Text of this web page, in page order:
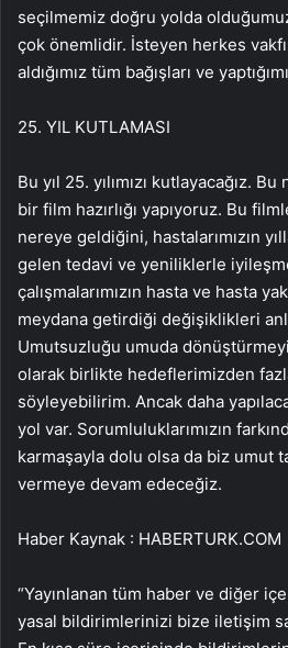
seçilmemiz doğru yolda
çok önemlidir. İsteyen herkes
aldığımız tüm bağışları ve
25. YIL KUTLAMASI
Bu yıl 25. yılımızı kutlayacağız.
bir film hazırlığı yapıyoruz. Bu
nereye geldiğini, hastalarımızın
gelen tedavi ve yeniliklerle
çalışmalarımızın hasta ve hasta
meydana getirdiği değişiklikleri
Umutsuzluğu umuda
olarak birlikte hedeflerimizden
söyleyebilirim. Ancak daha
yol var. Sorumluluklarımızın
karmaşayla dolu olsa da biz umut
vermeye devam edeceğiz.
Haber Kaynak : HABERTURK.COM
“Yayınlanan tüm haber ve diğer
yasal bildirimlerinizi bize iletişim